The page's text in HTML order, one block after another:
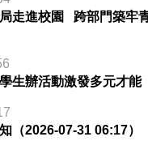
走進校園 跨部門築牢
生辦活動激發多元才能
（2026-07-31 06:17）